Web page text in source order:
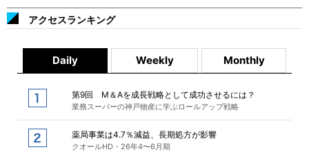
アクセスランキング
Daily Weekly Monthly
第9回 M＆Aを成長戦略として成功させるには？
業務スーパーの神戸物産に学ぶロールアップ戦略
薬局事業は4.7％減益、長期処方が影響
クオールHD・26年4〜6月期